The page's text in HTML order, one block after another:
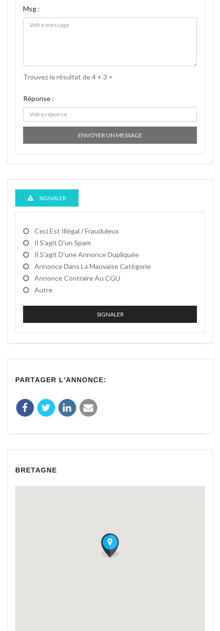
Msg :
Trouvez le résultat de 4 + 3 =
Réponse :
ENVOYER UN MESSAGE
SIGNALER
Ceci Est Illégal / Frauduleux
Il S'agit D'un Spam
Il S'agit D'une Annonce Dupliquée
Annonce Dans La Mauvaise Catégorie
Annonce Contraire Au CGU
Autre
SIGNALER
PARTAGER L'ANNONCE:
BRETAGNE